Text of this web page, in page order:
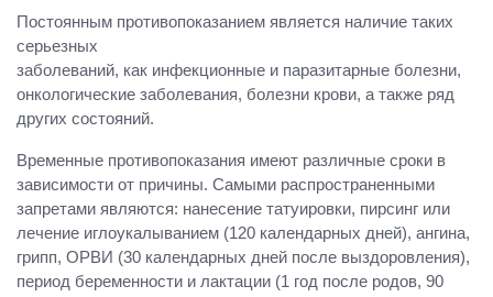
Постоянным противопоказанием является наличие таких
серьезных
заболеваний, как инфекционные и паразитарные болезни,
онкологические заболевания, болезни крови, а также ряд
других состояний.
Временные противопоказания имеют различные сроки в
зависимости от причины. Самыми распространенными
запретами являются: нанесение татуировки, пирсинг или
лечение иглоукалыванием (120 календарных дней), ангина,
грипп, ОРВИ (30 календарных дней после выздоровления),
период беременности и лактации (1 год после родов, 90